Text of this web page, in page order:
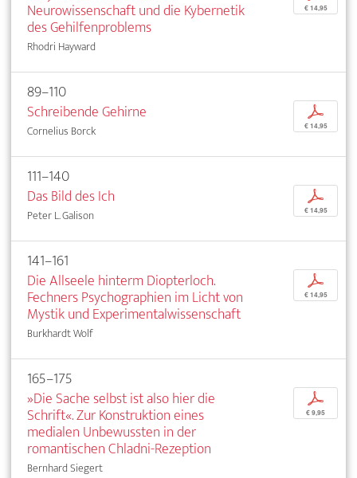
Neurowissenschaft und die Kybernetik
des Gehilfenproblems
Rhodri Hayward
€ 14,95
89–110
Schreibende Gehirne
Cornelius Borck
p
€ 14,95
111–140
Das Bild des Ich
Peter L. Galison
p
€ 14,95
141–161
Die Allseele hinterm Diopterloch.
Fechners Psychographien im Licht von
Mystik und Experimentalwissenschaft
Burkhardt Wolf
p
€ 14,95
165–175
»Die Sache selbst ist also hier die
Schrift«. Zur Konstruktion eines
medialen Unbewussten in der
romantischen Chladni-Rezeption
Bernhard Siegert
p
€ 9,95